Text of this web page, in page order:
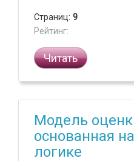
Страниц: 9
Рейтинг:
Читать
Модель
основанная
логике